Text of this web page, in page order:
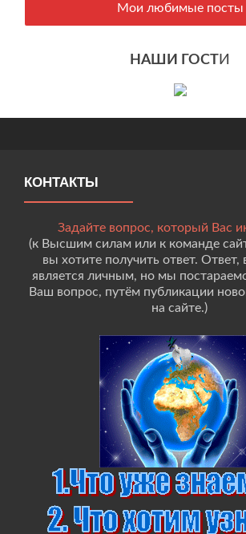
Мои любимые посты
НАШИ ГОСТИ
КОНТАКТЫ
Задайте вопрос, который Вас
(к Высшим силам или к команде
вы хотите получить ответ. Ответ,
является личным, но мы
Ваш вопрос, путём публикации
на сайте.)